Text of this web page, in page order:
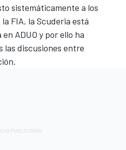
sistemáticamente a los
FIA, la Scuderia está
ADUO y por ello ha
discusiones entre